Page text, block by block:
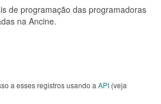
de programação das programadoras
na Ancine.
a esses registros usando a API (veja